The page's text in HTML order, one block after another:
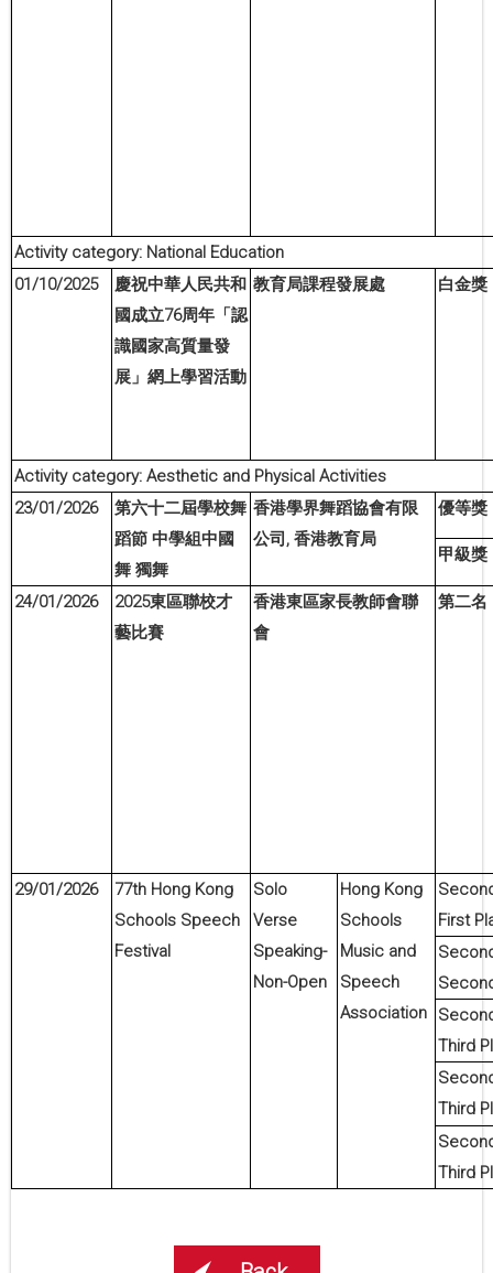
Activity category: National Education
01/10/2025
慶祝中華人民共和
國成立76周年「認
識國家高質量發
展」網上學習活動
教育局課程發展處 白金獎
Activity category: Aesthetic and Physical Activities
23/01/2026
第六十二屆學校舞
蹈節 中學組中國
舞 獨舞
香港學界舞蹈協會有限
公司 ,香港教育局
優等獎
甲級獎
24/01/2026 2025東區聯校才
藝比賽
香港東區家長教師會聯
會
第二名
29/01/2026 77th Hong Kong
Schools Speech
Festival
Solo
Verse
Speaking-
Non-Open
Hong Kong
Schools
Music and
Speech
Association
First
Third
Third
Third